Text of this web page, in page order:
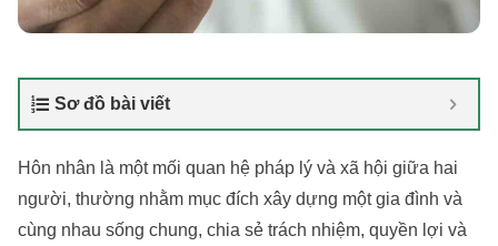
Sơ đồ bài viết
Hôn nhân là một mối quan hệ pháp lý và xã hội giữa hai
người, thường nhằm mục đích xây dựng một gia đình và
cùng nhau sống chung, chia sẻ trách nhiệm, quyền lợi và